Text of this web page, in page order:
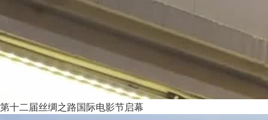
第十二届丝绸之路国际电影节启幕